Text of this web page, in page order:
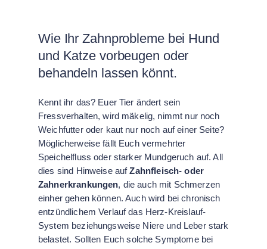
Wie Ihr Zahnprobleme bei Hund
und Katze vorbeugen oder
behandeln lassen könnt.
Kennt ihr das? Euer Tier ändert sein
Fressverhalten, wird mäkelig, nimmt nur noch
Weichfutter oder kaut nur noch auf einer Seite?
Möglicherweise fällt Euch vermehrter
Speichelfluss oder starker Mundgeruch auf. All
dies sind Hinweise aufZahnfleisch- oder
Zahnerkrankungen, die auch mit Schmerzen
einher gehen können. Auch wird bei chronisch
entzündlichem Verlauf das Herz-Kreislauf-
System beziehungsweise Niere und Leber stark
belastet. Sollten Euch solche Symptome bei